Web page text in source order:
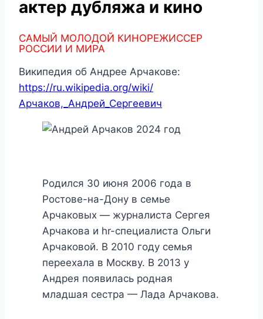
актер дубляжа и кино
САМЫЙ МОЛОДОЙ КИНОРЕЖИССЕР
РОССИИ И МИРА
Википедия об Андрее Арчакове:
https://ru.wikipedia.org/wiki/
Арчаков,_Андрей_Сергеевич
Родился 30 июня 2006 года в
Ростове-на-Дону в семье
Арчаковых — журналиста Сергея
Арчакова и hr-специалиста Ольги
Арчаковой. В 2010 году семья
переехала в Москву. В 2013 у
Андрея появилась родная
младшая сестра — Лада Арчакова.